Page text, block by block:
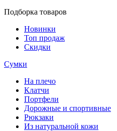
Подборка товаров
Новинки
Топ продаж
Скидки
Сумки
На плечо
Клатчи
Портфели
Дорожные и спортивные
Рюкзаки
Из натуральной кожи